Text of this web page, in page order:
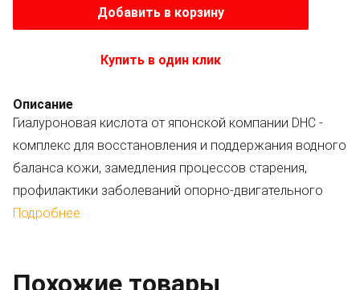
Добавить в корзину
Купить в один клик
Описание
Гиалуроновая кислота от японской компании DHC -
комплекс для восстановления и поддержания водного
баланса кожи, замедления процессов старения,
профилактики заболеваний опорно-двигательного
аппарата.
позволяет сделать крупную молекулу Гиалуроновой
Подробнее
Похожие товары